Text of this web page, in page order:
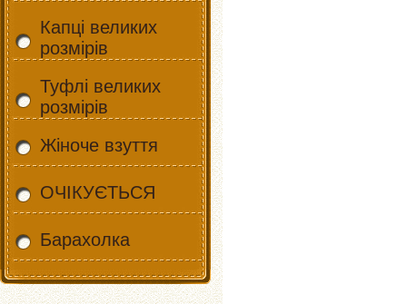
Капці великих
розмірів
Туфлі великих
розмірів
Жіноче взуття
ОЧІКУЄТЬСЯ
Барахолка